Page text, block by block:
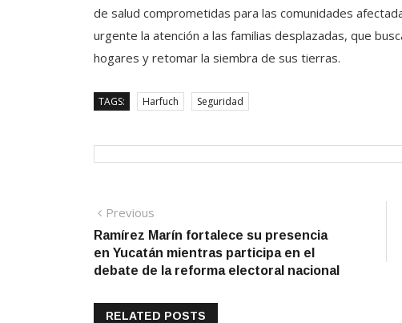
de salud comprometidas para las comunidades
urgente la atención a las familias desplazadas, que
hogares y retomar la siembra de sus tierras.
TAGS: Harfuch Seguridad
Navegación
de
entradas
Previous
post:
Ramírez Marín fortalece su presencia
en Yucatán mientras participa en el
debate de la reforma electoral nacional
RELATED POSTS